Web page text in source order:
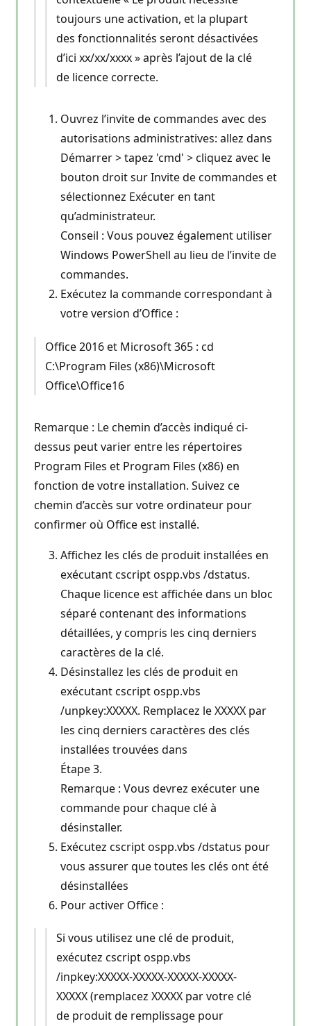
toujours une activation, et la plupart
des fonctionnalités seront désactivées
d’ici xx/xx/xxxx » après l’ajout de la clé
de licence correcte.
Ouvrez l’invite de commandes avec des
autorisations administratives: allez dans
Démarrer > tapez 'cmd' > cliquez avec le
bouton droit sur Invite de commandes et
sélectionnez Exécuter en tant
qu’administrateur.
Conseil : Vous pouvez également utiliser
Windows PowerShell au lieu de l’invite de
commandes.
Exécutez la commande correspondant à
votre version d’Office :
Office 2016 et Microsoft 365 : cd
C:\Program Files (x86)\Microsoft
Office\Office16
Remarque : Le chemin d’accès indiqué ci-
dessus peut varier entre les répertoires
Program Files et Program Files (x86) en
fonction de votre installation. Suivez ce
chemin d’accès sur votre ordinateur pour
confirmer où Office est installé.
Affichez les clés de produit installées en
exécutant cscript ospp.vbs /dstatus.
Chaque licence est affichée dans un bloc
séparé contenant des informations
détaillées, y compris les cinq derniers
caractères de la clé.
Désinstallez les clés de produit en
exécutant cscript ospp.vbs
/unpkey:XXXXX. Remplacez le XXXXX par
les cinq derniers caractères des clés
installées trouvées dans
Étape 3.
Remarque : Vous devrez exécuter une
commande pour chaque clé à
désinstaller.
Exécutez cscript ospp.vbs /dstatus pour
vous assurer que toutes les clés ont été
désinstallées
Pour activer Office :
Si vous utilisez une clé de produit,
exécutez cscript ospp.vbs
/inpkey:XXXXX-XXXXX-XXXXX-XXXXX-
XXXXX (remplacez XXXXX par votre clé
de produit de remplissage pour